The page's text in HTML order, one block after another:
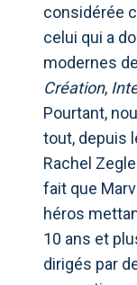
considérée
celui qui a
modernes
Création,
Pourtant,
tout, depuis
Rachel
fait que
héros
10 ans et
dirigés par